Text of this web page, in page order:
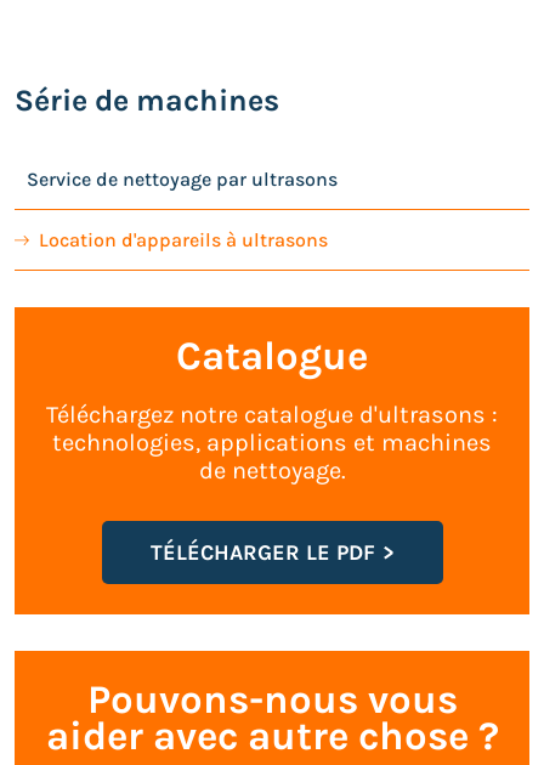
Série de machines
Service de nettoyage par ultrasons
Location d'appareils à ultrasons
Catalogue
Téléchargez notre catalogue d'ultrasons :
technologies, applications et machines
de nettoyage.
TÉLÉCHARGER LE PDF
Pouvons-nous vous
aider avec autre chose ?